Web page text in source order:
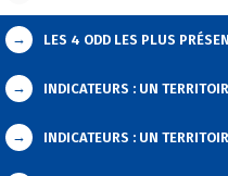
→ LES 4 ODD LES PLUS
→ INDICATEURS : UN
→ INDICATEURS : UN